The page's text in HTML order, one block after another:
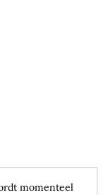
momenteel